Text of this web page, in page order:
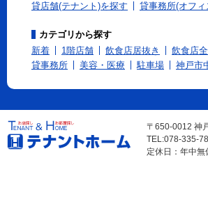
貸店舗(テナント)を探す
貸事務所(オフィ
カテゴリから探す
新着
1階店舗 飲食店居抜き 飲食店
貸事務所
美容・医療 駐車場 神戸市
〒650-0012 神
TEL:078-335-
定休日：年中